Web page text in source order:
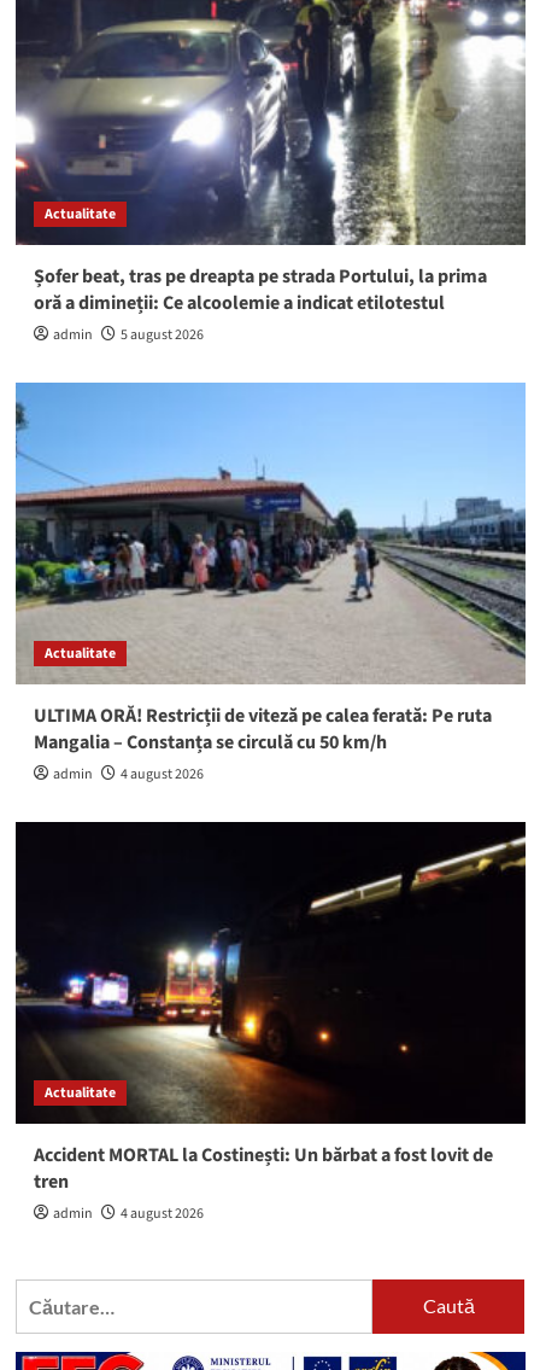
Actualitate
Șofer beat, tras pe dreapta pe strada Portului, la prima
oră a dimineții: Ce alcoolemie a indicat etilotestul
admin 5 august 2026
Actualitate
ULTIMA ORĂ! Restricții de viteză pe calea ferată: Pe ruta
Mangalia – Constanța se circulă cu 50 km/h
admin 4 august 2026
Actualitate
Accident MORTAL la Costinești: Un bărbat a fost lovit de
tren
admin 4 august 2026